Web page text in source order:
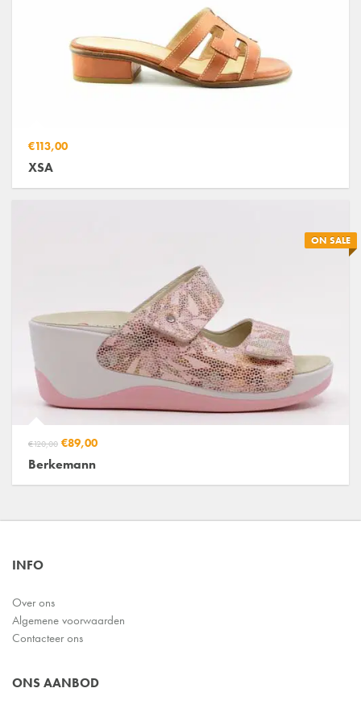
€113,00
XSA
ON SALE
€120,00 €89,00
Berkemann
INFO
Over ons
Algemene voorwaarden
Contacteer ons
ONS AANBOD